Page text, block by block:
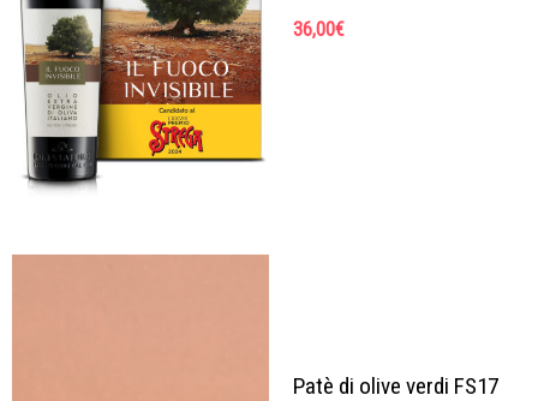
36,00€
Patè di olive verdi FS17